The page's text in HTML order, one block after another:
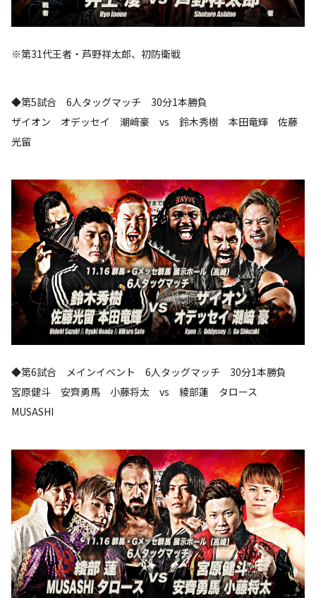
※第31代王者・芦野祥太郎、初防衛戦
◆第5試合 6人タッグマッチ 30分1本勝負
ザイオン オデッセイ 潮﨑豪 vs 鈴木秀樹 本田竜輝 佐藤
光留
◆第6試合 メインイベント 6人タッグマッチ 30分1本勝負
宮原健斗 安齊勇馬 小藤将太 vs 綾部蓮 タロース
MUSASHI